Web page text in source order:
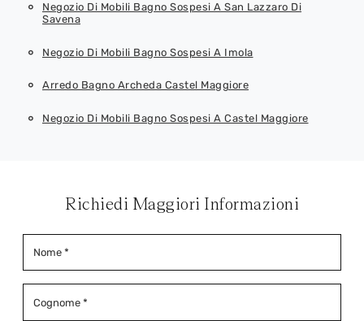
Negozio Di Mobili Bagno Sospesi A San Lazzaro Di
Savena
Negozio Di Mobili Bagno Sospesi A Imola
Arredo Bagno Archeda Castel Maggiore
Negozio Di Mobili Bagno Sospesi A Castel Maggiore
Richiedi Maggiori Informazioni